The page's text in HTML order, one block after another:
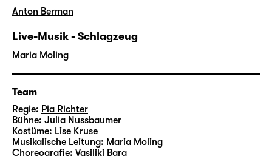
Anton Berman
Live-Musik - Schlagzeug
Maria Moling
Team
Regie: Pia Richter
Bühne: Julia Nussbaumer
Kostüme: Lise Kruse
Musikalische Leitung: Maria Moling
Choreografie: Vasiliki Bara